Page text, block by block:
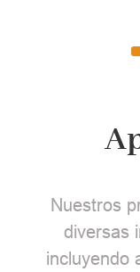
Nuestros
diversas
incluyendo